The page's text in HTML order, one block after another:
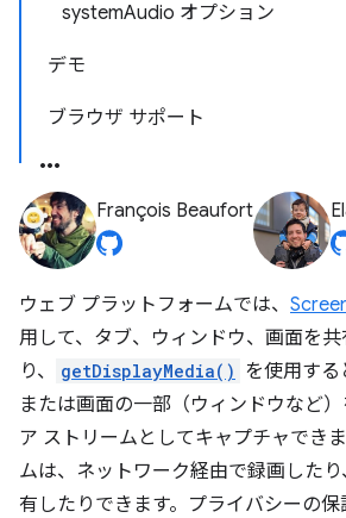
systemAudio オプション
デモ
ブラウザ サポート
François Beaufort
ウェブ プラットフォームでは、
用して、タブ、ウィンドウ、画面を共
り、
getDisplayMedia() を使用す
または画面の一部（ウィンドウなど
ア ストリームとしてキャプチャでき
ムは、ネットワーク経由で録画した
有したりできます。プライバシーの